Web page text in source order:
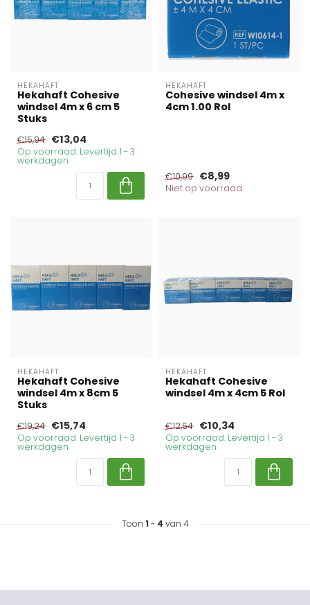
HEKAHAFT
Hekahaft Cohesive
windsel 4m x 6 cm 5
Stuks
€15,94 €13,04
Op voorraad. Levertijd 1 - 3
werkdagen
HEKAHAFT
Cohesive windsel 4m x
4cm 1.00 Rol
€10,99 €8,99
Niet op voorraad
HEKAHAFT
Hekahaft Cohesive
windsel 4m x 8cm 5
Stuks
€19,24 €15,74
Op voorraad. Levertijd 1 - 3
werkdagen
HEKAHAFT
Hekahaft Cohesive
windsel 4m x 4cm 5 Rol
€12,64 €10,34
Op voorraad. Levertijd 1 - 3
werkdagen
Toon 1 - 4 van 4